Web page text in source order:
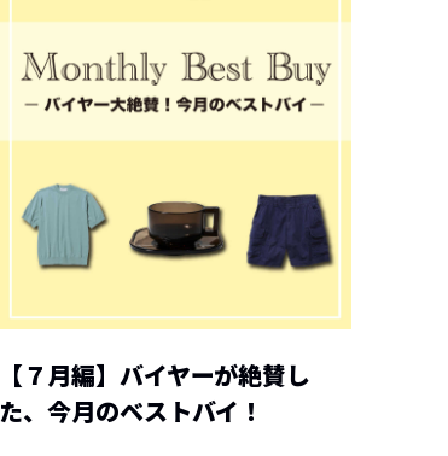
【７月編】バイヤーが絶賛し
た、今月のベストバイ！